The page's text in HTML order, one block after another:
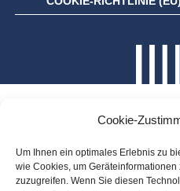
Cookie-
Um Ihnen ein optimales Erlebnis zu
wie Cookies, um
zuzugreifen. Wenn Sie diesen